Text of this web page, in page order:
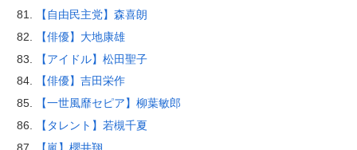
【自由民主党】森喜朗
【俳優】大地康雄
【アイドル】松田聖子
【俳優】吉田栄作
【一世風靡セピア】柳葉敏郎
【タレント】若槻千夏